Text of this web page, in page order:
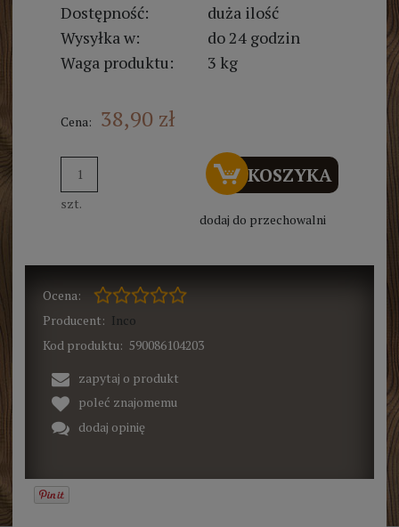
Dostępność:
duża ilość
Wysyłka w:
do 24 godzin
Waga produktu:
3 kg
Cena: 38,90 zł
szt.
DO KOSZYKA
dodaj do przechowalni
Ocena:
Producent: Inco
Kod produktu: 590086104203
zapytaj o produkt
poleć znajomemu
dodaj opinię